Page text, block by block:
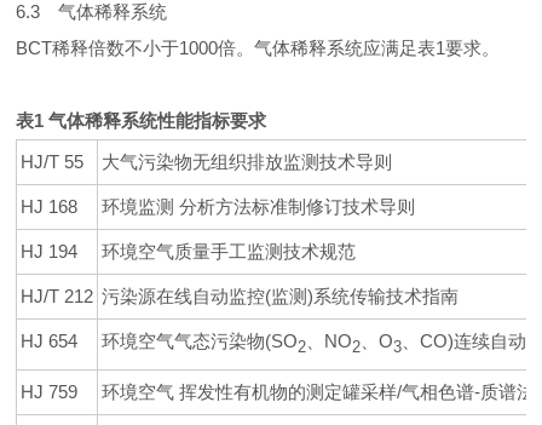
6.3 气体稀释系统
BCT稀释倍数不小于1000倍。气体稀释系统应满足表1要求。
表1 气体稀释系统性能指标要求
HJ/T 55
大气污染物无组织排放监测技术导则
HJ 168 环境监测 分析方法标准制修订技术导则
HJ 194 环境空气质量手工监测技术规范
HJ/T 212 污染源在线自动监控(监测)系统传输技术指南
HJ 654 环境空气气态污染物(SO2 、NO2 、O3 、CO)连续自动
HJ 759 环境空气 挥发性有机物的测定罐采样/气相色谱-质谱法